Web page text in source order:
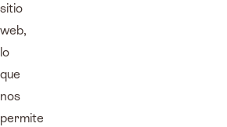
sitio
web,
lo
que
nos
permite